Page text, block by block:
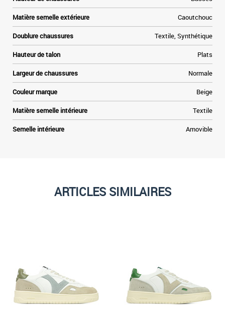
Matière semelle extérieure Caoutchouc
Doublure chaussures Textile, Synthétique
Hauteur de talon Plats
Largeur de chaussures Normale
Couleur marque Beige
Matière semelle intérieure Textile
Semelle intérieure Amovible
ARTICLES SIMILAIRES